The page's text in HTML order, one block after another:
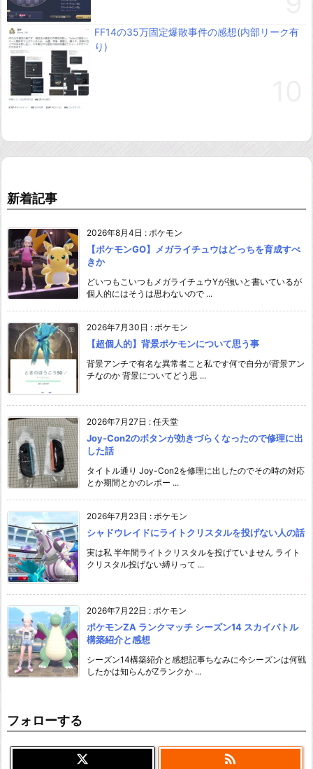
FF14の35万固定爆散事件の感想(内部リーク有
り)
新着記事
2026年8月4日 : ポケモン
【ポケモンGO】メガライチュウはどっちを育成すべ
きか
どいつもこいつもメガライチュウYが強いと書いているが
個人的にはそうは思わないので ...
2026年7月30日 : ポケモン
【超個人的】背景ポケモンについて思う事
背景アンチで有名な異常者こと私です何で自分が背景アン
チなのか 背景についてどう思 ...
2026年7月27日 : 任天堂
Joy-Con2のボタンが効きづらくなったので修理に出
した話
タイトル通り Joy-Con2を修理に出したのでその時の対応
とか期間とかのレポー ...
2026年7月23日 : ポケモン
シャドウレイドにライトクリスタルを投げない人の話
実は私 半年間ライトクリスタルを投げていません ライト
クリスタル投げない縛りって ...
2026年7月22日 : ポケモン
ポケモンZA ランクマッチ シーズン14 スカイバトル
構築紹介と感想
シーズン14構築紹介と感想記事ちなみに今シーズンは何戦
したかは知らんがZランクか ...
フォローする
